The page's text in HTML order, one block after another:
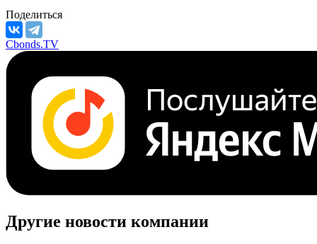
Поделиться
Cbonds.TV
Другие новости компании